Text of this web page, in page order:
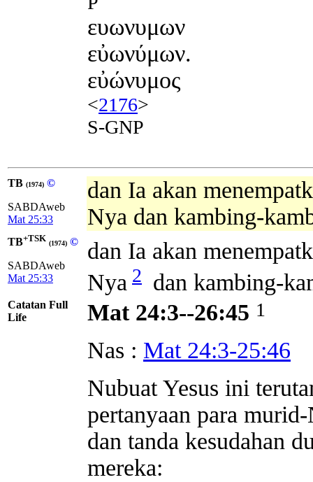
ευωνυμων
εὐωνύμων.
εὐώνυμος
<2176>
S-GNP
TB (1974) ©
SABDAweb
Mat 25:33
dan Ia akan
Nya dan kambing-
TB+TSK (1974) ©
SABDAweb
Mat 25:33
dan Ia akan
Nya 2 dan kambing-
Catatan Full
Life
Mat 24:3--26:45 1
Nas : Mat 24:3-25:46
Nubuat Yesus ini
pertanyaan para
dan tanda kesudahan
mereka: